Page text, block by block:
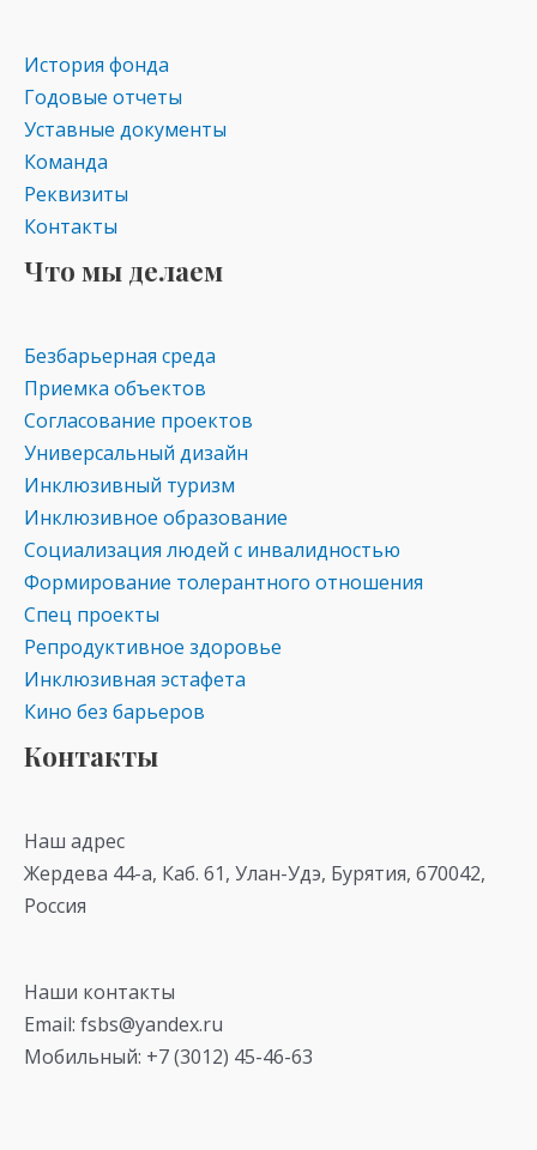
История фонда
Годовые отчеты
Уставные документы
Команда
Реквизиты
Контакты
Что мы делаем
Безбарьерная среда
Приемка объектов
Согласование проектов
Универсальный дизайн
Инклюзивный туризм
Инклюзивное образование
Социализация людей с инвалидностью
Формирование толерантного отношения
Спец проекты
Репродуктивное здоровье
Инклюзивная эстафета
Кино без барьеров
Контакты
Наш адрес
Жердева 44-а, Каб. 61, Улан-Удэ, Бурятия, 670042,
Россия
Наши контакты
Email: fsbs@yandex.ru
Мобильный: +7 (3012) 45-46-63